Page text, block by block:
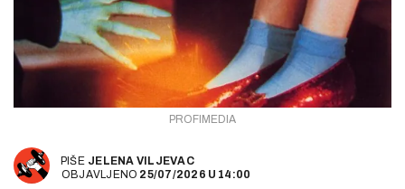
PROFIMEDIA
PIŠE JELENA VILJEVAC
OBJAVLJENO 25/07/2026 U 14:00